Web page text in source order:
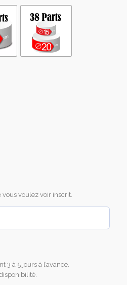
voulez voir inscrit.
à 5 jours à l’avance.